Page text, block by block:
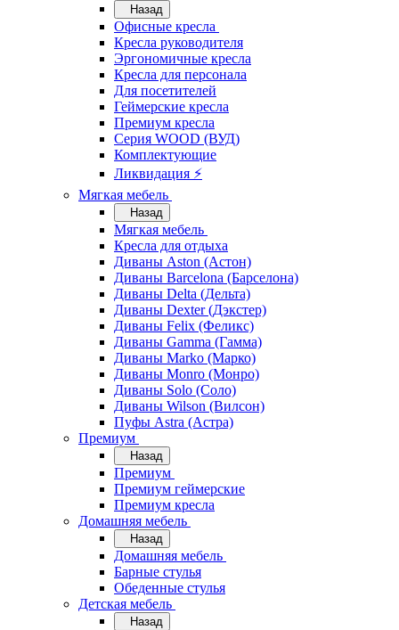
Назад
Офисные кресла
Кресла руководителя
Эргономичные кресла
Кресла для персонала
Для посетителей
Геймерские кресла
Премиум кресла
Серия WOOD (ВУД)
Комплектующие
Ликвидация ⚡
Мягкая мебель
Назад
Мягкая мебель
Кресла для отдыха
Диваны Aston (Астон)
Диваны Barcelona (Барселона)
Диваны Delta (Дельта)
Диваны Dexter (Дэкстер)
Диваны Felix (Феликс)
Диваны Gamma (Гамма)
Диваны Marko (Марко)
Диваны Monro (Монро)
Диваны Solo (Соло)
Диваны Wilson (Вилсон)
Пуфы Astra (Астра)
Премиум
Назад
Премиум
Премиум геймерские
Премиум кресла
Домашняя мебель
Назад
Домашняя мебель
Барные стулья
Обеденные стулья
Детская мебель
Назад